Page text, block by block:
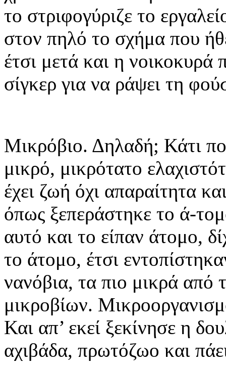
το στριφογύριζε το
στον πηλό το σχήμα που
έτσι μετά και η νοικοκυρά
σίγκερ για να ράψει τη
Μικρόβιο. Δηλαδή; Κάτι
μικρό, μικρότατο
έχει ζωή όχι απαραίτητα
όπως ξεπεράστηκε το ά-
αυτό και το είπαν άτομο,
το άτομο, έτσι
νανόβια, τα πιο μικρά από
μικροβίων.
Και απ’ εκεί ξεκίνησε η
αχιβάδα, πρωτόζωο και